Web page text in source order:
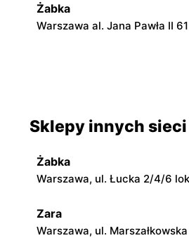
Żabka
Warszawa al. Jana Pawła II 61
Żabka
Żabka
Żabka
Sklepy innych
Żabka
Warszawa, ul. Łucka 2/4/6
Zara
Warszawa, ul.